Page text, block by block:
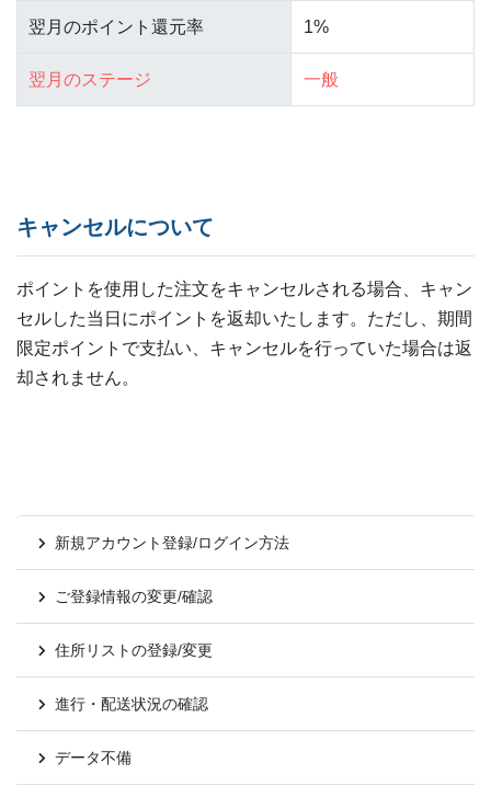
1%
一般
キャンセルについて
ポイントを使用した注文をキャンセルされる場合、キャン
セルした当日にポイントを返却いたします。ただし、期間
限定ポイントで支払い、キャンセルを行っていた場合は返
却されません。
新規アカウント登録/ログイン方法
ご登録情報の変更/確認
住所リストの登録/変更
進行・配送状況の確認
データ不備